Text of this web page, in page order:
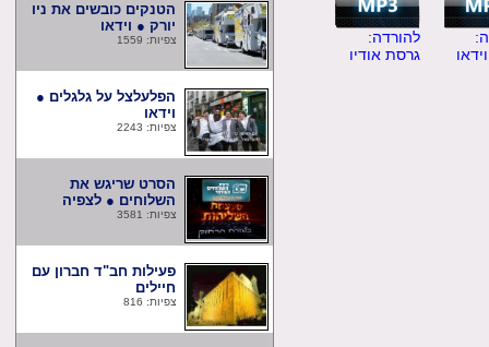
להורדה:
גרסת אודיו
הטנקים כובשים את ניו
יורק ● וידאו
צפיות: 1559
הפלעלצל על גלגלים ●
וידאו
צפיות: 2243
הסרט שריגש את
השלוחים ● לצפיה
צפיות: 3581
פעילות חב"ד חברון עם
חיילים
צפיות: 816